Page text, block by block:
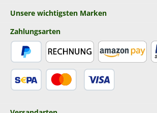
Unsere wichtigsten Marken
Zahlungsarten